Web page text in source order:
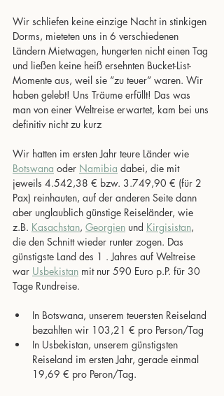
Wir schliefen keine einzige Nacht in stinkigen
Dorms, mieteten uns in 6 verschiedenen
Ländern Mietwagen, hungerten nicht einen Tag
und ließen keine heiß ersehnten Bucket-List-
Momente aus, weil sie “zu teuer” waren. Wir
haben gelebt! Uns Träume erfüllt! Das was
man von einer Weltreise erwartet, kam bei uns
definitiv nicht zu kurz
Wir hatten im ersten Jahr teure Länder wie
Botswana oder Namibia dabei, die mit
jeweils 4.542,38 € bzw. 3.749,90 € (für 2
Pax) reinhauten, auf der anderen Seite dann
aber unglaublich günstige Reiseländer, wie
z.B. Kasachstan, Georgien und Kirgisistan,
die den Schnitt wieder runter zogen. Das
günstigste Land des 1 . Jahres auf Weltreise
war Usbekistan mit nur 590 Euro p.P. für 30
Tage Rundreise.
In Botswana, unserem teuersten Reiseland
bezahlten wir 103,21 € pro Person/Tag
In Usbekistan, unserem günstigsten
Reiseland im ersten Jahr, gerade einmal
19,69 € pro Peron/Tag.